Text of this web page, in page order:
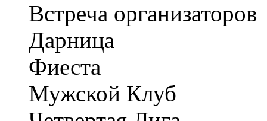
Встреча организаторов
Дарница
Фиеста
Мужской Клуб